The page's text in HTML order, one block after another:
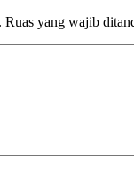
Ruas yang wajib